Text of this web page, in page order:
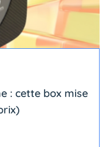
: cette box mise